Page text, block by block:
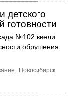
детского
готовности
№102 ввели
обрушения
Новосибирск